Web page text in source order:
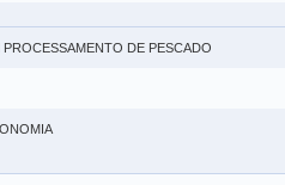
DE PESCADO